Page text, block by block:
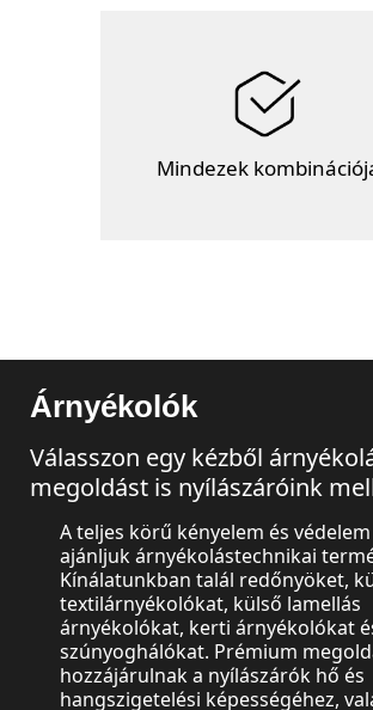
Mindezek
Árnyékolók
Válasszon egy kézből
megoldást is nyílászáróink
A teljes körű kényelem és
ajánljuk árnyékolástechnikai
Kínálatunkban talál redőnyöket,
textilárnyékolókat, külső lamellás
árnyékolókat, kerti árnyékolókat
szúnyoghálókat. Prémium
hozzájárulnak a nyílászárók hő és
hangszigetelési képességéhez,